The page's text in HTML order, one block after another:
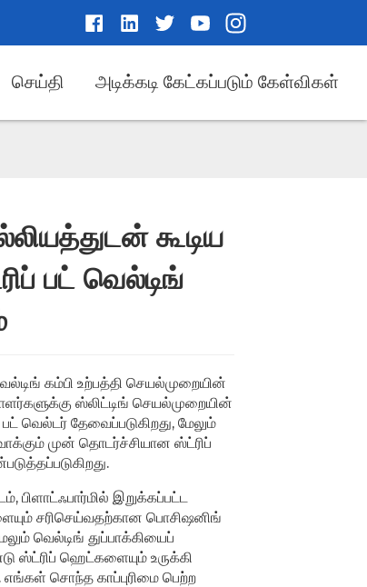
செய்தி அடிக்கடி கேட்கப்படும் கேள்விகள்
கூடிய
பட் வெல்டிங்
கம்பி உற்பத்தி செயல்முறையின்
ஸ்லிட்டிங் செயல்முறையின்
வெல்டர் தேவைப்படுகிறது, மேலும்
முன் தொடர்ச்சியான ஸ்ட்ரிப்
பிளாட்ஃபார்மில் இறுக்கப்பட்ட
சரிசெய்வதற்கான பொசிஷனிங்
வெல்டிங் துப்பாக்கியைப்
ஸ்ட்ரிப் ஹெட்களையும் உருக்கி
சொந்த காப்புரிமை பெற்ற